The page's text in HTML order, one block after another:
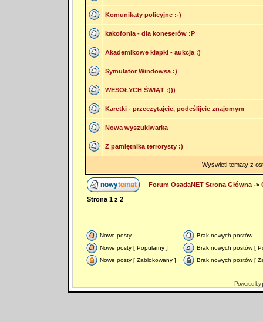
Komunikaty policyjne :-)
kakofonia - dla koneserów :P
Akademikowe klapki - aukcja :)
Symulator Windowsa :)
WESOŁYCH ŚWIĄT :)))
Karetki - przeczytajcie, podeślijcie znajomym
Nowa wyszukiwarka
Z pamiętnika terrorysty :)
Wyświetl tematy z
Forum OsadaNET Strona Główna->
Strona 1z 2
Nowe posty
Brak nowych postów
Nowe posty [ Popularny ]
Brak nowych postów [
Nowe posty [ Zablokowany ]
Brak nowych postów [
Powered by